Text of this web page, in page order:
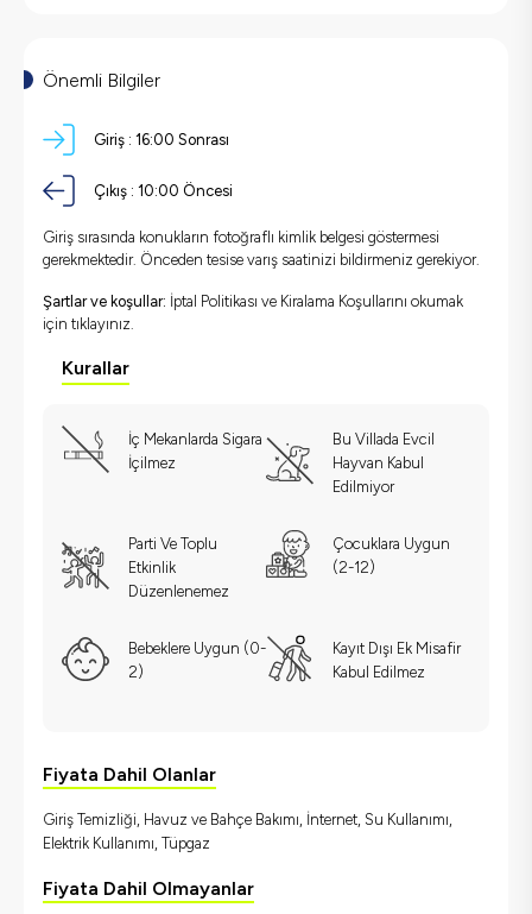
Önemli Bilgiler
Giriş : 16:00 Sonrası
Çıkış : 10:00 Öncesi
Giriş sırasında konukların fotoğraflı kimlik belgesi göstermesi
gerekmektedir. Önceden tesise varış saatinizi bildirmeniz gerekiyor.
Şartlar ve koşullar: İptal Politikası ve Kiralama Koşullarını okumak
için tıklayınız.
Kurallar
İç Mekanlarda Sigara
İçilmez
Bu Villada Evcil
Hayvan Kabul
Edilmiyor
Parti Ve Toplu
Etkinlik
Düzenlenemez
Çocuklara Uygun
(2-12)
Bebeklere Uygun (0-
2)
Kayıt Dışı Ek Misafir
Kabul Edilmez
Fiyata Dahil Olanlar
Giriş Temizliği, Havuz ve Bahçe Bakımı, İnternet, Su Kullanımı,
Elektrik Kullanımı, Tüpgaz
Fiyata Dahil Olmayanlar